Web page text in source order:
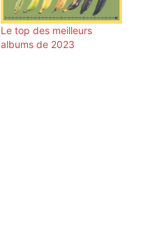
Le top des meilleurs
albums de 2023